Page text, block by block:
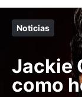
Noticias
Jackie
como